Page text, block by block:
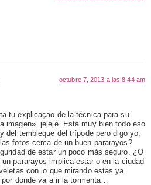
octubre 7, 2013 a las 8:44 am
tu explicaçao de la técnica para su
imagen»..jejeje. Está muy bien todo eso
del tembleque del trípode pero digo yo,
fotos cerca de un buen pararayos?
de estar un poco más seguro. ¿O
pararayos implica estar o en la ciudad
con lo que mirando estas ya
donde va a ir la tormenta…